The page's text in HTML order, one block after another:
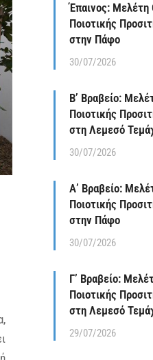
Έπαινος:
Ποιοτικής
στην Πάφο
30/07/2026
Β’ Βραβείο:
Ποιοτικής
στη Λεμεσό
30/07/2026
Α’ Βραβείο:
Ποιοτικής
στην Πάφο
30/07/2026
Γ’ Βραβείο:
Ποιοτικής
στη Λεμεσό
29/07/2026